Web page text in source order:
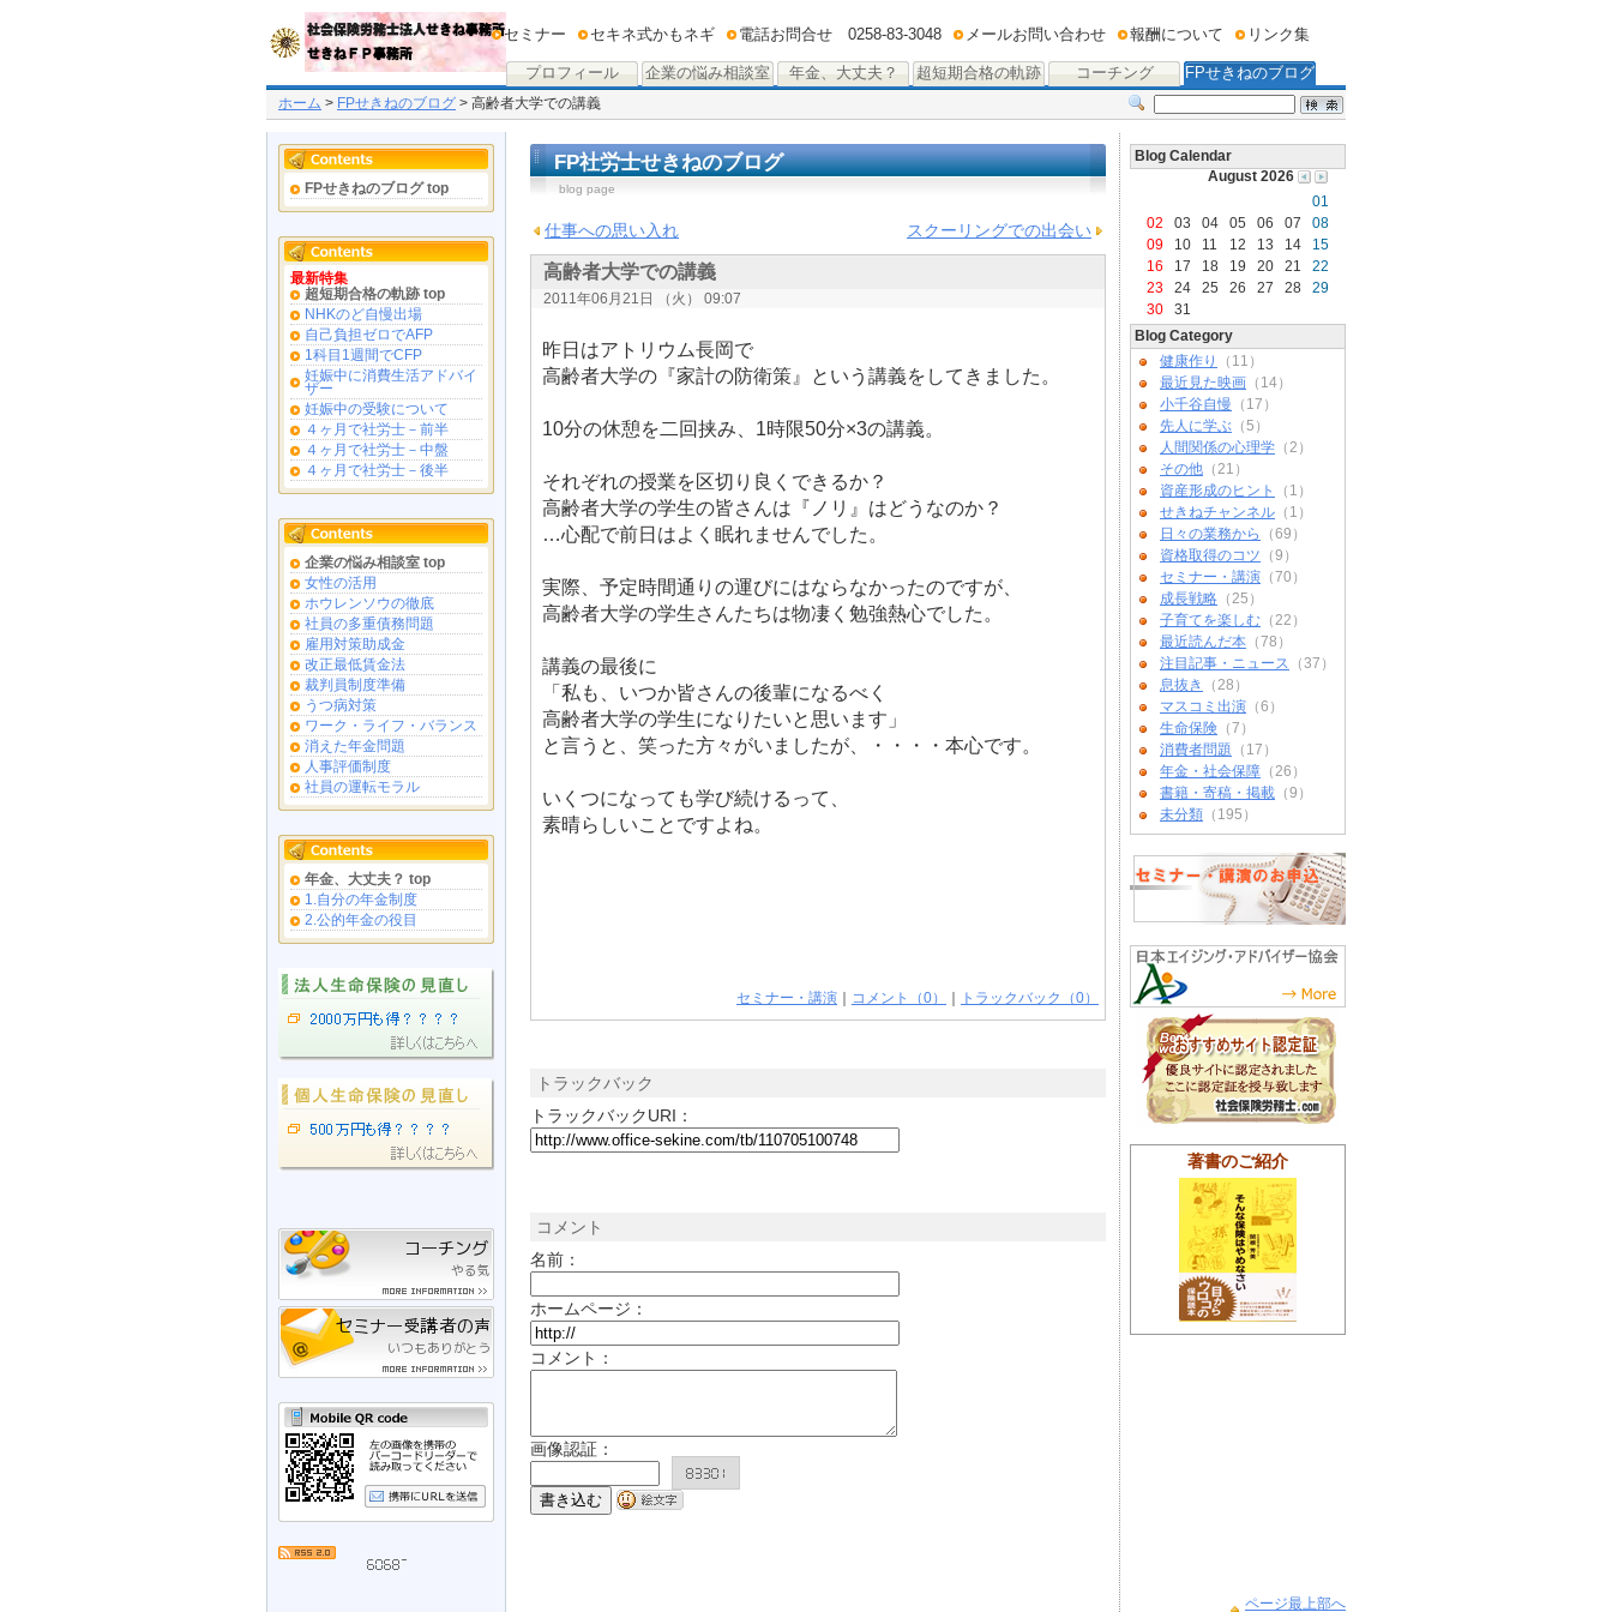
プロフィール 企業の悩み相談室 年金、大丈夫？ 超短期合格の軌跡 コーチング FPせきねのブログ
セミナー セキネ式かもネギ 電話お問合せ 0258-83-3048 メールお問い合わせ 報酬について リンク集
ホーム > FPせきねのブログ > 高齢者大学での講義
FPせきねのブログ top
最新特集
超短期合格の軌跡 top
NHKのど自慢出場
自己負担ゼロでAFP
1科目1週間でCFP
妊娠中に消費生活アドバイ
ザー
妊娠中の受験について
４ヶ月で社労士－前半
４ヶ月で社労士－中盤
４ヶ月で社労士－後半
企業の悩み相談室 top
女性の活用
ホウレンソウの徹底
社員の多重債務問題
雇用対策助成金
改正最低賃金法
裁判員制度準備
うつ病対策
ワーク・ライフ・バランス
消えた年金問題
人事評価制度
社員の運転モラル
年金、大丈夫？ top
1.自分の年金制度
2.公的年金の役目
FP社労士せきねのブログ
blog page
仕事への思い入れ スクーリングでの出会い
高齢者大学での講義
2011年06月21日 （火） 09:07
昨日はアトリウム長岡で
高齢者大学の『家計の防衛策』という講義をしてきました。
10分の休憩を二回挟み、1時限50分×3の講義。
それぞれの授業を区切り良くできるか？
高齢者大学の学生の皆さんは『ノリ』はどうなのか？
…心配で前日はよく眠れませんでした。
実際、予定時間通りの運びにはならなかったのですが、
高齢者大学の学生さんたちは物凄く勉強熱心でした。
講義の最後に
「私も、いつか皆さんの後輩になるべく
高齢者大学の学生になりたいと思います」
と言うと、笑った方々がいましたが、・・・・本心です。
いくつになっても学び続けるって、
素晴らしいことですよね。
セミナー・講演 コメント（0） トラックバック（0）
トラックバック
トラックバックURI：
コメント
名前：
ホームページ：
コメント：
画像認証：
Blog Calendar
August 2026
01
02
03 04 05 06 07
08
09
10 11 12 13 14
15
16
17 18 19 20 21
22
23
24 25 26 27 28
29
30
31
Blog Category
健康作り
（11）
最近見た映画 （14）
小千谷自慢 （17）
先人に学ぶ （5）
人間関係の心理学 （2）
その他 （21）
資産形成のヒント
（1）
せきねチャンネル （1）
日々の業務から
（69）
資格取得のコツ （9）
セミナー・講演 （70）
成長戦略 （25）
子育てを楽しむ （22）
最近読んだ本 （78）
注目記事・ニュース
（37）
息抜き
（28）
マスコミ出演 （6）
生命保険 （7）
消費者問題
（17）
年金・社会保障 （26）
書籍・寄稿・掲載 （9）
未分類 （195）
著書のご紹介
ページ最上部へ